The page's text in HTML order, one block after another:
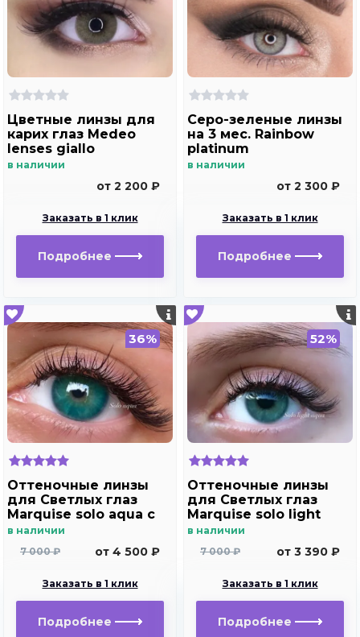
Цветные линзы для
карих глаз Medeo
lenses giallo
в наличии
от 2 200 ₽
Заказать в 1 клик
Подробнее
Серо-зеленые линзы
на 3 мес. Rainbow
platinum
в наличии
от 2 300 ₽
Заказать в 1 клик
Подробнее
36%
Оттеночные линзы
для Светлых глаз
Marquise solo aqua с
отверстием под
дальнозоркости и
в наличии
7 000 ₽
от 4 500 ₽
Заказать в 1 клик
Подробнее
52%
Оттеночные линзы
для Светлых глаз
Marquise solo light
aqua для
близорукости
в наличии
7 000 ₽
от 3 390 ₽
Заказать в 1 клик
Подробнее